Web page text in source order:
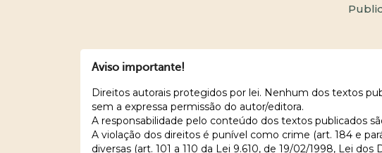
Aviso importante!
Direitos autorais protegidos por lei. Nenhum dos textos
sem a expressa permissão do autor/editora.
A responsabilidade pelo conteúdo dos textos publicados
A violação dos direitos é punível como crime (art. 184 e
diversas (art. 101 a 110 da Lei 9.610, de 19/02/1998, Lei dos